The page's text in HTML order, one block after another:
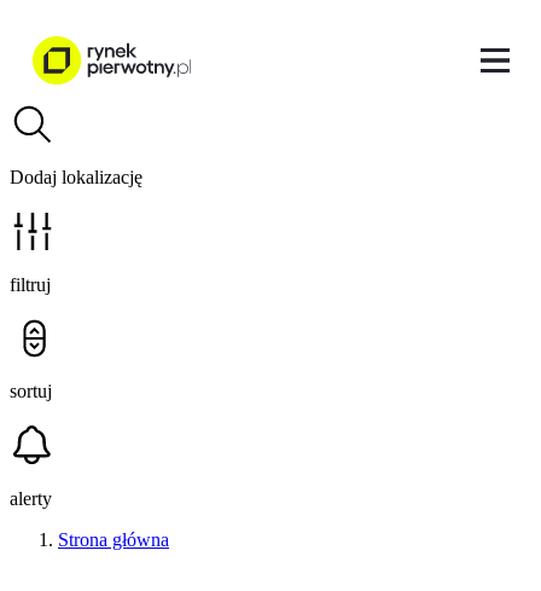
Dodaj lokalizację
filtruj
sortuj
alerty
Strona główna